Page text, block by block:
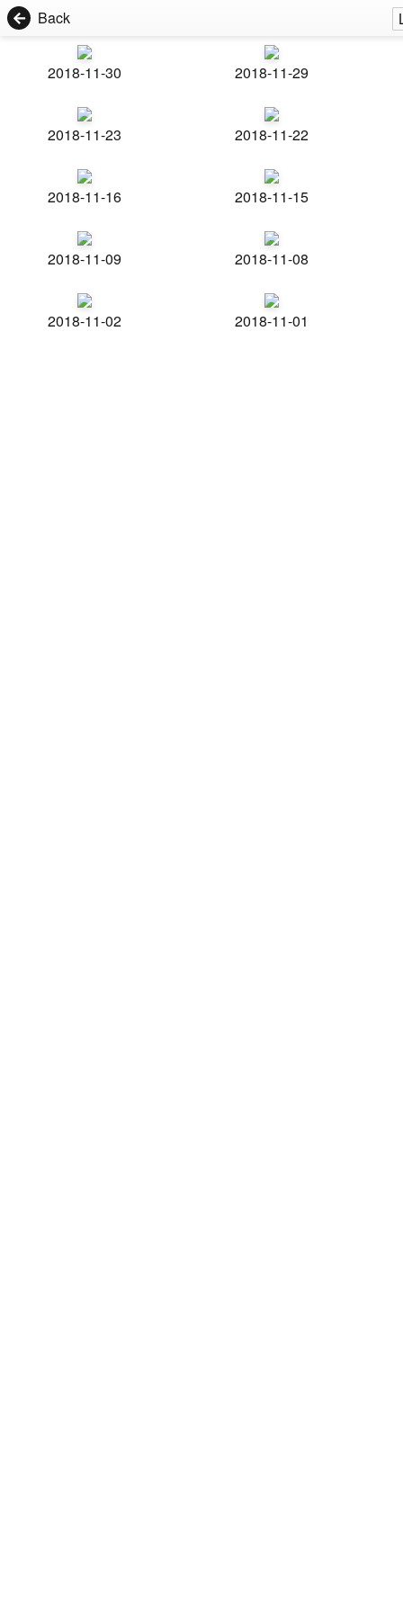
Back
2018-11-30 2018-11-29
2018-11-23 2018-11-22
2018-11-16 2018-11-15
2018-11-09 2018-11-08
2018-11-02 2018-11-01